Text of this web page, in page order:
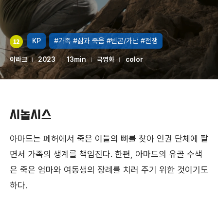
KP #가족 #삶과 죽음 #빈곤/가난 #전쟁
이라크 2023 13min 극영화 color
시놉시스
아마드는 폐허에서 죽은 이들의 뼈를 찾아 인권 단체에 팔
면서 가족의 생계를 책임진다. 한편, 아마드의 유골 수색
은 죽은 엄마와 여동생의 장례를 치러 주기 위한 것이기도
하다.